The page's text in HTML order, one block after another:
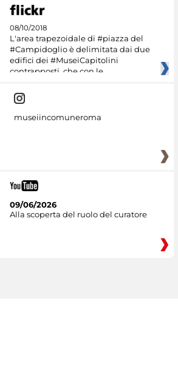
08/10/2018
L'area trapezoidale di #piazza del
#Campidoglio è delimitata dai due
edifici dei #MuseiCapitolini
contrapposti, che con le
museiincomuneroma
09/06/2026
Alla scoperta del ruolo del curatore